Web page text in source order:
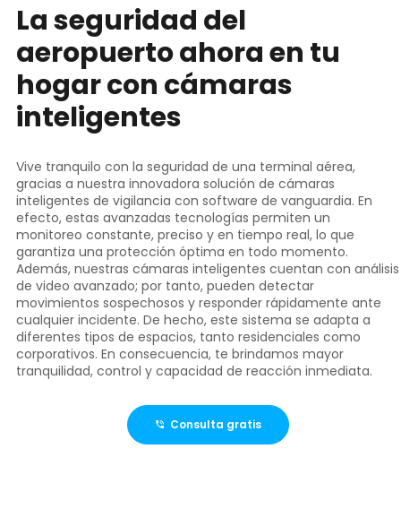
La seguridad del
aeropuerto ahora en tu
hogar con cámaras
inteligentes
Vive tranquilo con la seguridad de una terminal aérea,
gracias a nuestra innovadora solución de cámaras
inteligentes de vigilancia con software de vanguardia. En
efecto, estas avanzadas tecnologías permiten un
monitoreo constante, preciso y en tiempo real, lo que
garantiza una protección óptima en todo momento.
Además, nuestras cámaras inteligentes cuentan con análisis
de video avanzado; por tanto, pueden detectar
movimientos sospechosos y responder rápidamente ante
cualquier incidente. De hecho, este sistema se adapta a
diferentes tipos de espacios, tanto residenciales como
corporativos. En consecuencia, te brindamos mayor
tranquilidad, control y capacidad de reacción inmediata.
Consulta gratis